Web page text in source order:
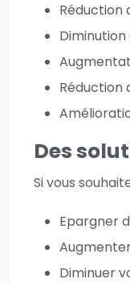
Réduction
Réduction
Des
Si vous
Epargner
Diminuer